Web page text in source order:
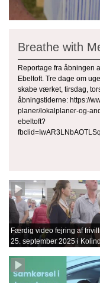
Breathe with
Reportage fra åbningen
Ebeltoft. Tre dage om
skabe værket, tirsdag,
åbningstiderne: https://
planer/lokalplaner-og-
ebeltoft?
Færdig video fejring af
25. september 2025 i